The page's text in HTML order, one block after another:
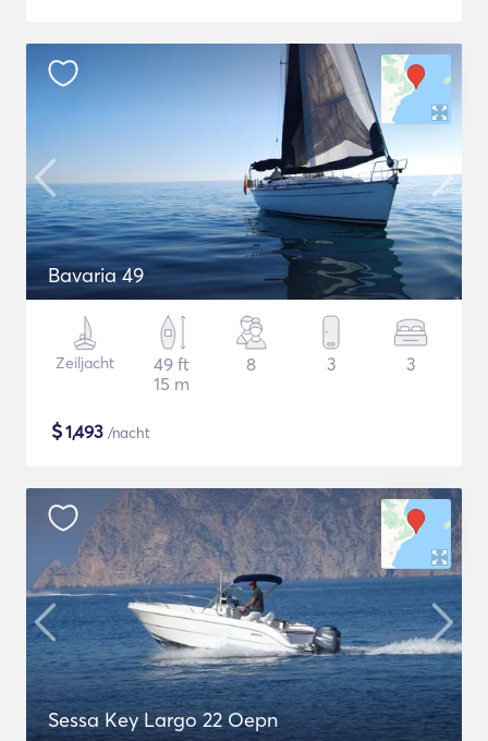
Bavaria 49
Zeiljacht
49 ft
15 m
8 3 3
$1,493 /nacht
Sessa Key Largo 22 Oepn